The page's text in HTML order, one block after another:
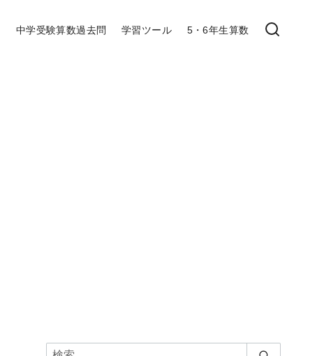
中学受験算数過去問 学習ツール 5・6年生算数